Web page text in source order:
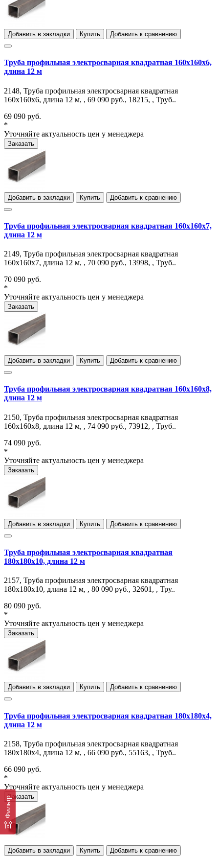
Фильтр
Добавить в закладки Купить Добавить к сравнению
Труба профильная электросварная квадратная 160х160х6,
длина 12 м
2148, Труба профильная электросварная квадратная
160х160х6, длина 12 м, , 69 090 руб., 18215, , Труб..
69 090 руб.
*
Уточняйте актуальность цен у менеджера
Заказать
Добавить в закладки Купить Добавить к сравнению
Труба профильная электросварная квадратная 160х160х7,
длина 12 м
2149, Труба профильная электросварная квадратная
160х160х7, длина 12 м, , 70 090 руб., 13998, , Труб..
70 090 руб.
*
Уточняйте актуальность цен у менеджера
Заказать
Добавить в закладки Купить Добавить к сравнению
Труба профильная электросварная квадратная 160х160х8,
длина 12 м
2150, Труба профильная электросварная квадратная
160х160х8, длина 12 м, , 74 090 руб., 73912, , Труб..
74 090 руб.
*
Уточняйте актуальность цен у менеджера
Заказать
Добавить в закладки Купить Добавить к сравнению
Труба профильная электросварная квадратная
180х180х10, длина 12 м
2157, Труба профильная электросварная квадратная
180х180х10, длина 12 м, , 80 090 руб., 32601, , Тру..
80 090 руб.
*
Уточняйте актуальность цен у менеджера
Заказать
Добавить в закладки Купить Добавить к сравнению
Труба профильная электросварная квадратная 180х180х4,
длина 12 м
2158, Труба профильная электросварная квадратная
180х180х4, длина 12 м, , 66 090 руб., 55163, , Труб..
66 090 руб.
*
Уточняйте актуальность цен у менеджера
Заказать
Добавить в закладки Купить Добавить к сравнению